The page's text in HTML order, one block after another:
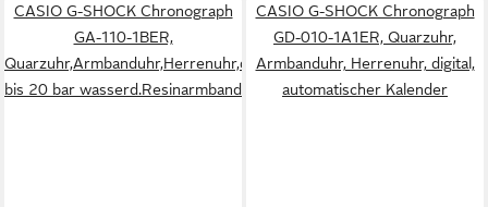
CASIO G-SHOCK Chronograph
GA-110-1BER,
Quarzuhr,Armbanduhr,Herrenuhr,digital,
bis 20 bar wasserd.Resinarmband
CASIO G-SHOCK Chronograph
GD-010-1A1ER, Quarzuhr,
Armbanduhr, Herrenuhr, digital,
automatischer Kalender